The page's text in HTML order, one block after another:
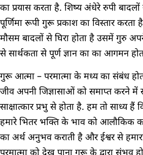
का प्रयास करता है. शिष्य अंधेरे रुपी
पूर्णिमा रूपी गुरू प्रकाश का विस्तार
मौसम बादलों से घिरा होता है उसमें गुरु
से सार्थकता से पूर्ण ज्ञान का का आगमन
गुरू आत्मा – परमात्मा के मध्य का संबंध
जीव अपनी जिज्ञासाओं को समाप्त करने में
साक्षात्कार प्रभु से होता है. हम तो साध्य
हमारे भितर भक्ति के भाव को आलौकिक
का अर्थ अनुभव कराती है और ईश्वर से